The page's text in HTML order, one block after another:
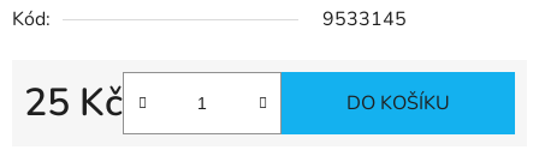
Kód:
9533145
25 Kč
Měrná cena:
DO KOŠÍKU